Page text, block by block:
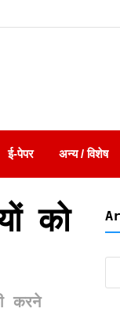
ई-पेपर अन्य / विशेष
को
करने